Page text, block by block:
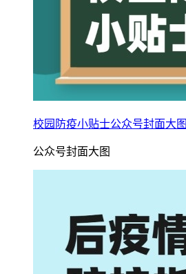
校园防疫小贴士公众号封面大图
公众号封面大图